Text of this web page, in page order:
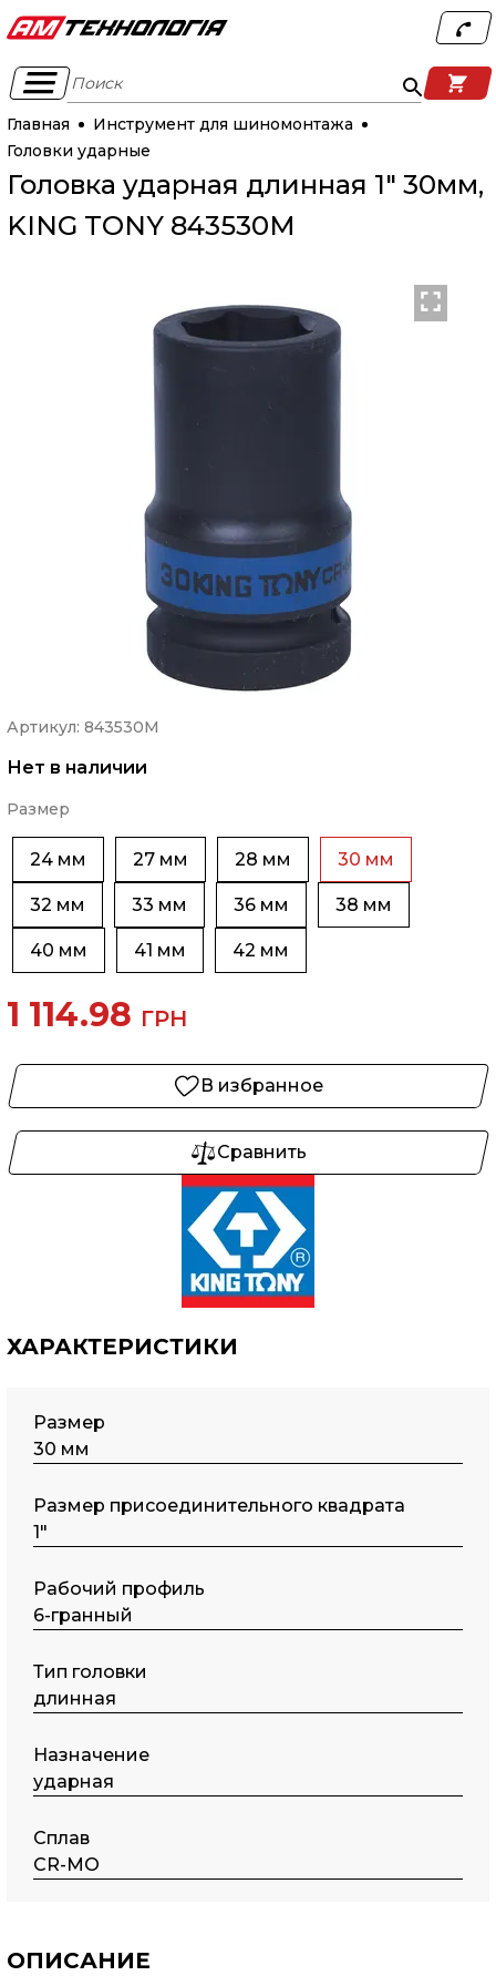
Поиск
Главная
Инструмент для шиномонтажа
Головки ударные
Головка ударная длинная 1" 30мм,
KING TONY 843530M
Артикул: 843530M
Нет в наличии
Размер
24 мм 27 мм 28 мм 30 мм
32 мм 33 мм 36 мм 38 мм
40 мм 41 мм 42 мм
1 114.98 ГРН
В избранное
Сравнить
ХАРАКТЕРИСТИКИ
Размер
30 мм
Размер присоединительного квадрата
1"
Рабочий профиль
6-гранный
Тип головки
длинная
Назначение
ударная
Сплав
CR-MO
ОПИСАНИЕ